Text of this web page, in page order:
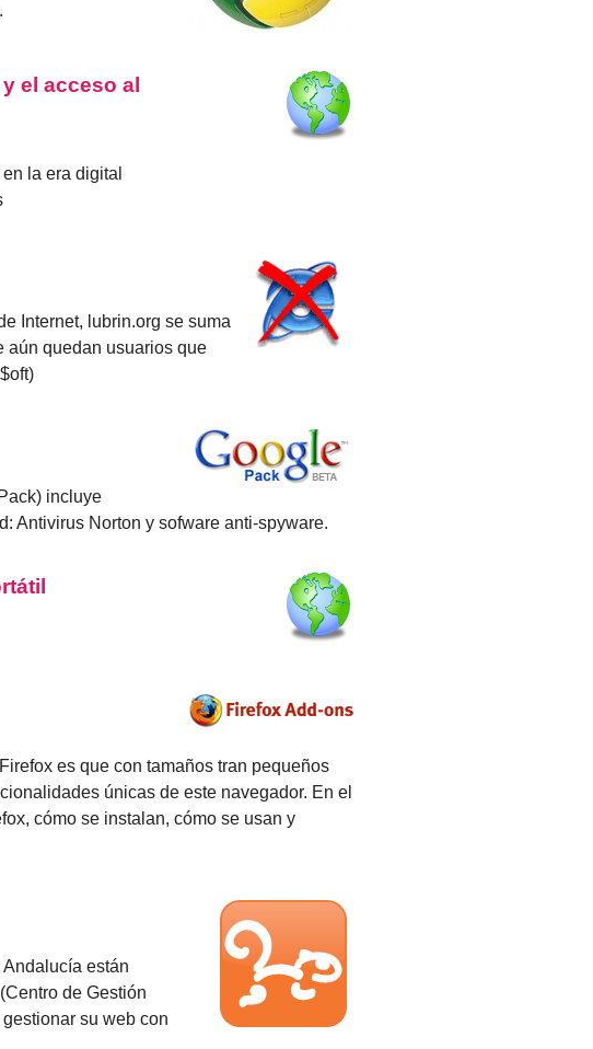
el acceso al
la era digital
Internet, lubrin.org se suma
aún quedan usuarios que
incluye
Antivirus Norton y sofware anti-spyware.
es que con tamaños tran pequeños
únicas de este navegador. En el
cómo se instalan, cómo se usan y
están
de Gestión
su web con